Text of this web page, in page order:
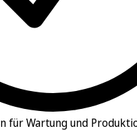
für Wartung und